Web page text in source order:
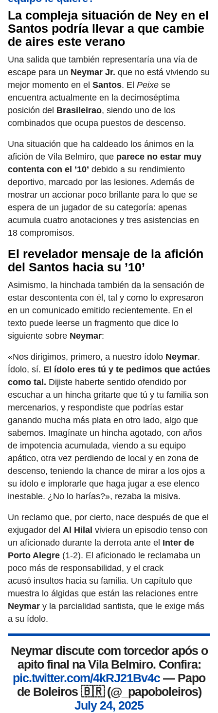
La compleja situación de Ney en el
Santos podría llevar a que cambie
de aires este verano
Una salida que también representaría una vía de
escape para un Neymar Jr. que no está viviendo su
mejor momento en el Santos. El Peixe se
encuentra actualmente en la decimoséptima
posición del Brasileirao, siendo uno de los
combinados que ocupa puestos de descenso.
Una situación que ha caldeado los ánimos en la
afición de Vila Belmiro, que parece no estar muy
contenta con el ’10’ debido a su rendimiento
deportivo, marcado por las lesiones. Además de
mostrar un accionar poco brillante para lo que se
espera de un jugador de su categoría: apenas
acumula cuatro anotaciones y tres asistencias en
18 compromisos.
El revelador mensaje de la afición
del Santos hacia su ’10’
Asimismo, la hinchada también da la sensación de
estar descontenta con él, tal y como lo expresaron
en un comunicado emitido recientemente. En el
texto puede leerse un fragmento que dice lo
siguiente sobre Neymar:
«Nos dirigimos, primero, a nuestro ídolo Neymar.
Ídolo, sí. El ídolo eres tú y te pedimos que actúes
como tal. Dijiste haberte sentido ofendido por
escuchar a un hincha gritarte que tú y tu familia son
mercenarios, y respondiste que podrías estar
ganando mucha más plata en otro lado, algo que
sabemos. Imagínate un hincha agotado, con años
de impotencia acumulada, viendo a su equipo
apático, otra vez perdiendo de local y en zona de
descenso, teniendo la chance de mirar a los ojos a
su ídolo e implorarle que haga jugar a ese elenco
inestable. ¿No lo harías?», rezaba la misiva.
Un reclamo que, por cierto, nace después de que el
exjugador del Al Hilal viviera un episodio tenso con
un aficionado durante la derrota ante el Inter de
Porto Alegre (1-2). El aficionado le reclamaba un
poco más de responsabilidad, y el crack
acusó insultos hacia su familia. Un capítulo que
muestra lo álgidas que están las relaciones entre
Neymar y la parcialidad santista, que le exige más
a su ídolo.
Neymar discute com torcedor após o
apito final na Vila Belmiro. Confira:
pic.twitter.com/4kRJ21Bv4c — Papo
de Boleiros 🇧🇷 (@_papoboleiros)
July 24, 2025